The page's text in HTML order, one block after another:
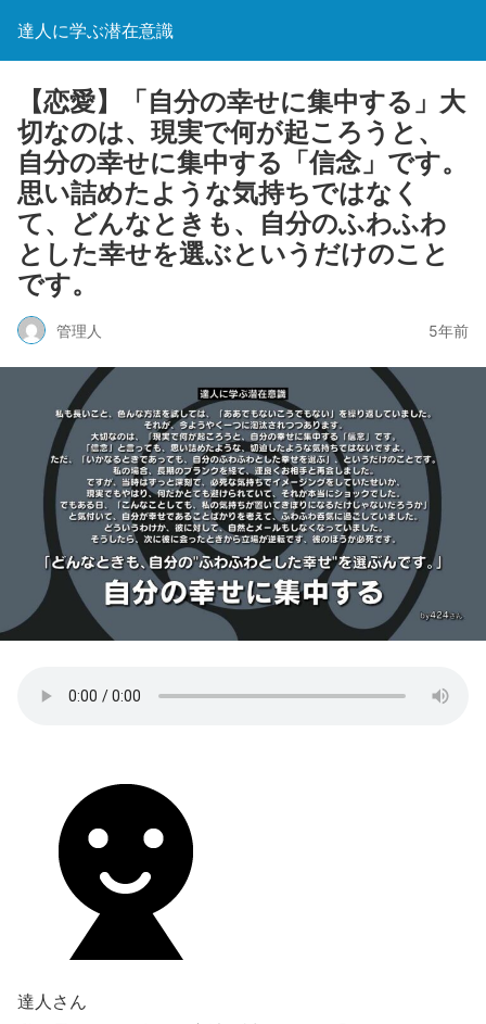
達人に学ぶ潜在意識
【恋愛】「自分の幸せに集中する」大
切なのは、現実で何が起ころうと、
自分の幸せに集中する「信念」です。
思い詰めたような気持ちではなく
て、どんなときも、自分のふわふわ
とした幸せを選ぶというだけのこと
です。
管理人 5年前
達人さん